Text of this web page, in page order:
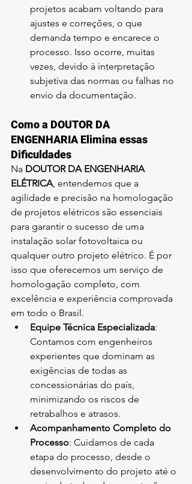
projetos acabam voltando para
ajustes e correções, o que
demanda tempo e encarece o
processo. Isso ocorre, muitas
vezes, devido à interpretação
subjetiva das normas ou falhas no
envio da documentação.
Como a DOUTOR DA
ENGENHARIA Elimina essas
Dificuldades
Na DOUTOR DA ENGENHARIA
ELÉTRICA, entendemos que a
agilidade e precisão na homologação
de projetos elétricos são essenciais
para garantir o sucesso de uma
instalação solar fotovoltaica ou
qualquer outro projeto elétrico. É por
isso que oferecemos um serviço de
homologação completo, com
excelência e experiência comprovada
em todo o Brasil.
Equipe Técnica Especializada:
Contamos com engenheiros
experientes que dominam as
exigências de todas as
concessionárias do país,
minimizando os riscos de
retrabalhos e atrasos.
Acompanhamento Completo do
Processo: Cuidamos de cada
etapa do processo, desde o
desenvolvimento do projeto até o